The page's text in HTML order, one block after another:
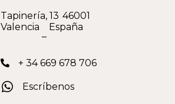
Tapinería, 13 46001
Valencia
–
España
+ 34 669 678 706
Escríbenos